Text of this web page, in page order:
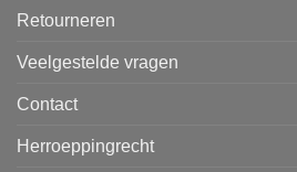
Retourneren
Veelgestelde vragen
Contact
Herroeppingrecht